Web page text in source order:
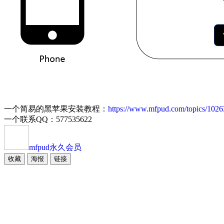
一个简易的黑苹果安装教程： https://www.mfpud.com/topics/
一个联系QQ：577535622
mfpud永久会员
收藏 海报 链接